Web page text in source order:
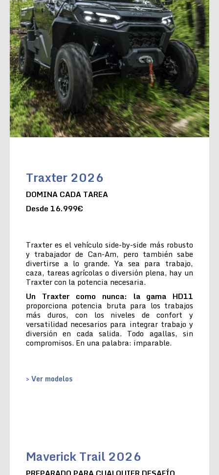
Traxter 2026
DOMINA CADA TAREA
Desde 16.999€
Traxter es el vehículo side-by-side más robusto
y trabajador de Can-Am, pero también sabe
divertirse a lo grande. Ya sea para trabajo,
caza, tareas agrícolas o diversión plena, hay un
Traxter con la potencia necesaria.
Un Traxter como nunca: la gama HD11
proporciona potencia bruta para los trabajos
más duros, con los niveles de confort y
versatilidad necesarios para integrar trabajo y
diversión en cada salida. Todo agallas, sin
compromisos. En una palabra: imparable.
> Ver modelos
Maverick Trail 2026